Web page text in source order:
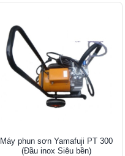
Máy phun sơn Yamafuji PT 300
(Đầu inox Siêu bền)